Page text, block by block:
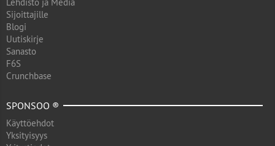
Sijoittajille
Blogi
Uutiskirje
Sanasto
F6S
Crunchbase
SPONSOO ®
Käyttöehdot
Yksityisyys